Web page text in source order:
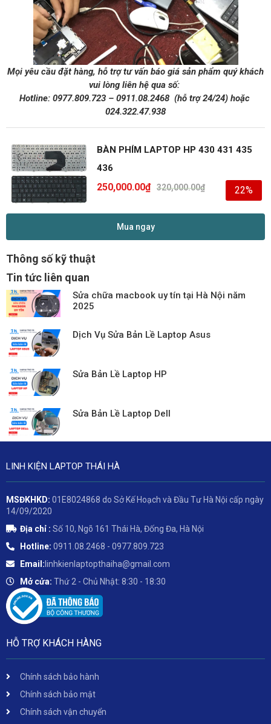
Mọi yêu cầu đặt hàng, hỗ trợ tư vấn báo giá sản phẩm quý khách
vui lòng liên hệ qua số:
Hotline: 0977.809.723– 0911.08.2468 (hỗ trợ 24/24)hoặc
024.322.47.938
BÀN PHÍM LAPTOP HP 430 431 435
436
320,000.00₫
250,000.00₫ 22%
Mua ngay
Thông số kỹ thuật
Tin tức liên quan
Sửa chữa macbook uy tín tại Hà Nội năm
2025
Dịch Vụ Sửa Bản Lề Laptop Asus
Sửa Bản Lề Laptop HP
Sửa Bản Lề Laptop Dell
LINH KIỆN LAPTOP THÁI HÀ
MSĐKHKD: 01E8024868 do Sở Kế Hoạch và Đầu Tư Hà Nội cấp ngày
14/09/2020
Địa chỉ : Số 10, Ngõ 161 Thái Hà, Đống Đa, Hà Nội
Hotline: 0911.08.2468 - 0977.809.723
Email: linhkienlaptopthaiha@gmail.com
Mở cửa: Thứ 2 - Chủ Nhật: 8:30 - 18:30
HỖ TRỢ KHÁCH HÀNG
Chính sách bảo hành
Chính sách bảo mật
Chính sách vận chuyển